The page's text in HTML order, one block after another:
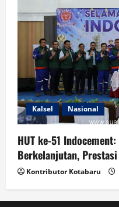
Kalsel Nasional
HUT ke-51
Berkelanjutan,
Kontributor Kotabaru